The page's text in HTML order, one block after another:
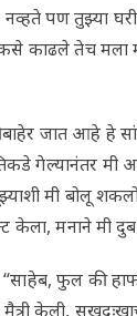
पण तुझ्या
काढले तेच मला
जात आहे हे
गेल्यानंतर मी
मी बोलू
मनाने मी
फुल की
केली,